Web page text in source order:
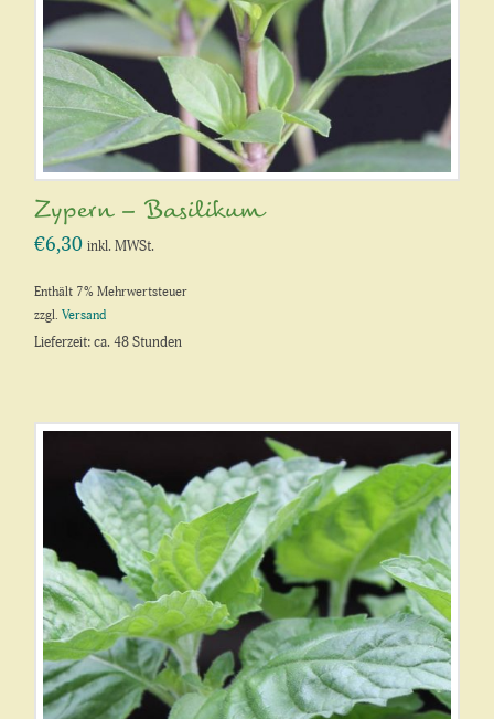
Zypern – Basilikum
€6,30 inkl. MWSt.
Enthält 7% Mehrwertsteuer
zzgl.Versand
Lieferzeit: ca. 48 Stunden